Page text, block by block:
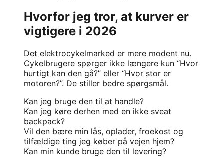
Hvorfor jeg tror, at kurver er
vigtigere i 2026
Det elektrocykelmarked er mere modent nu.
Cykelbrugere spørger ikke længere kun “Hvor
hurtigt kan den gå?” eller “Hvor stor er
motoren?”. De stiller bedre spørgsmål.
Kan jeg bruge den til at handle?
Kan jeg køre derhen med en ikke sveat
backpack?
Vil den bære min lås, oplader, froekost og
tilfældige ting jeg køber på vejen hjem?
Kan min kunde bruge den til levering?